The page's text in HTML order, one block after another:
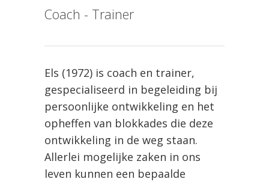
Coach - Trainer
Els (1972) is coach en trainer,
gespecialiseerd in begeleiding bij
persoonlijke ontwikkeling en het
opheffen van blokkades die deze
ontwikkeling in de weg staan.
Allerlei mogelijke zaken in ons
leven kunnen een bepaalde